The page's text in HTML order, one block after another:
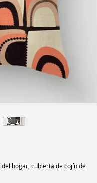
hogar, cubierta de cojín de